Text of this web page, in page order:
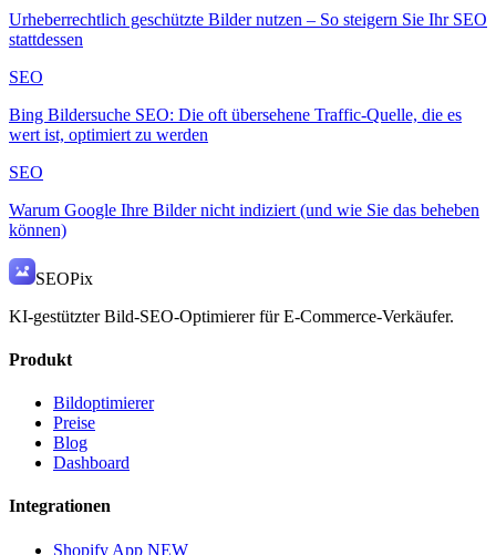
Urheberrechtlich geschützte Bilder nutzen – So steigern Sie Ihr SEO
stattdessen
SEO
Bing Bildersuche SEO: Die oft übersehene Traffic-Quelle, die es
wert ist, optimiert zu werden
SEO
Warum Google Ihre Bilder nicht indiziert (und wie Sie das beheben
können)
SEOPix
KI-gestützter Bild-SEO-Optimierer für E-Commerce-Verkäufer.
Produkt
Bildoptimierer
Preise
Blog
Dashboard
Integrationen
Shopify App NEW